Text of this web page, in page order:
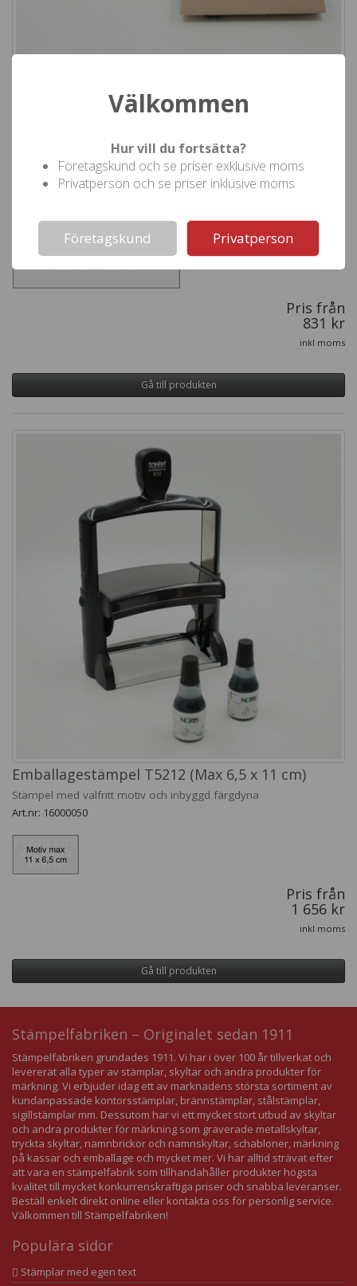
För märkning av påsar och andra förpackningar.
Art.nr: 16000010
Pris från
831 kr
inkl moms
Gå till produkten
Emballagestämpel T5212 (Max 6,5 x 11 cm)
Stämpel med valfritt motiv och inbyggd färgdyna
Art.nr: 16000050
Pris från
1 656 kr
inkl moms
Gå till produkten
Stämpelfabriken – Originalet sedan 1911
Stämpelfabriken grundades 1911. Vi har i över 100 år tillverkat och
levererat alla typer av stämplar, skyltar och andra produkter för
märkning. Vi erbjuder idag ett av marknadens största sortiment av
kundanpassade kontorsstämplar, brännstämplar, stålstämplar,
sigillstämplar mm. Dessutom har vi ett mycket stort utbud av skyltar
och andra produkter för märkning som graverade metallskyltar,
tryckta skyltar, namnbrickor och namnskyltar, schabloner, märkning
på kassar och emballage och mycket mer. Vi har alltid strävat efter
att vara en stämpelfabrik som tillhandahåller produkter högsta
kvalitet till mycket konkurrenskraftiga priser och snabba leveranser.
Beställ enkelt direkt online eller kontakta oss för personlig service.
Välkommen till Stämpelfabriken!
Populära sidor
Stämplar med egen text
Välkommen
Hur vill du fortsätta?
Företagskund och se priser exklusive moms
Privatperson och se priser inklusive moms
Företagskund Privatperson